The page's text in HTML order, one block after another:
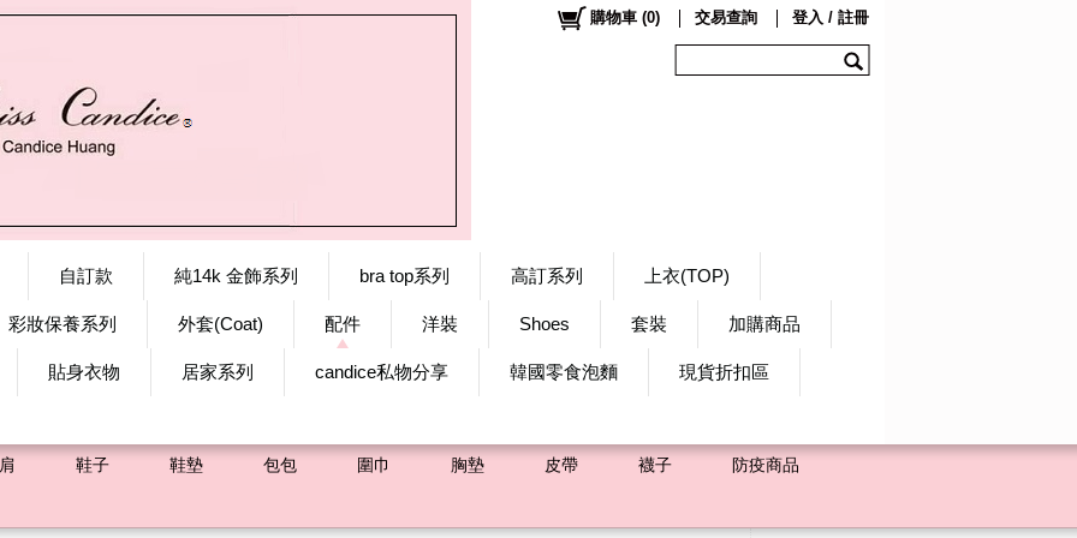
自訂款 純14k 金飾系列 bra top系列 高訂系列 上衣(TOP)
彩妝保養系列 外套(Coat) 配件 洋裝 Shoes 套裝 加購商品
貼身衣物 居家系列 candice私物分享 韓國零食泡麵 現貨折扣區
購物車 (0) 交易查詢 登入 / 註冊
鞋子 鞋墊 包包 圍巾 胸墊 皮帶 襪子 防疫商品